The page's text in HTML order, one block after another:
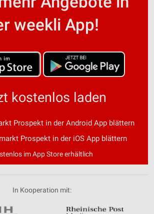
weekli App!
kostenlos laden
Prospekt in der Android App blättern
Prospekt in der iOS App blättern
im App Store erhältlich
In Kooperation mit: